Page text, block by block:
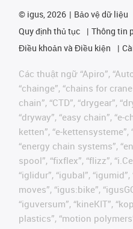
© igus, 2026 Bảo vệ dữ liệu
Quy định thủ tục
Thông tin
Điều khoản và Điều kiện
Các thuật ngữ “Apiro”,
“chainge”, “chains for
chain”, “CTD”, “drygear”,
“dryway”, “easy chain”, “e-
ketten”, “e-kettensysteme”,
“energy chain systems”,
spool”, “fixflex”, “flizz”,
“iglidur”, “igubal”,
moves”, “igus:bike”,
“iguversum”, “kineKIT”,
plastics”, “motion